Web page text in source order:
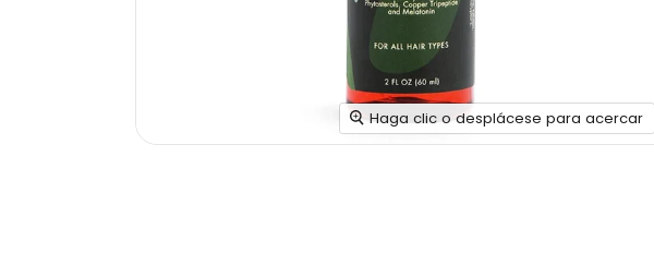
Haga clic o desplácese para acercar